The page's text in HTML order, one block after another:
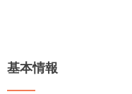
基本情報